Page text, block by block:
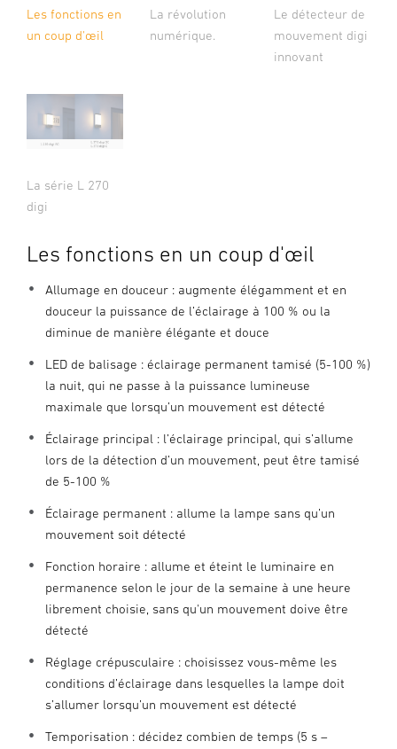
Les fonctions en
un coup d'œil
La révolution
numérique.
Le détecteur de
mouvement digi
innovant
La série L 270
digi
Les fonctions en un coup d'œil
Allumage en douceur : augmente élégamment et en
douceur la puissance de l’éclairage à 100 % ou la
diminue de manière élégante et douce
LED de balisage : éclairage permanent tamisé (5-100 %)
la nuit, qui ne passe à la puissance lumineuse
maximale que lorsqu’un mouvement est détecté
Éclairage principal : l’éclairage principal, qui s’allume
lors de la détection d’un mouvement, peut être tamisé
de 5-100 %
Éclairage permanent : allume la lampe sans qu’un
mouvement soit détecté
Fonction horaire : allume et éteint le luminaire en
permanence selon le jour de la semaine à une heure
librement choisie, sans qu'un mouvement doive être
détecté
Réglage crépusculaire : choisissez vous-même les
conditions d’éclairage dans lesquelles la lampe doit
s’allumer lorsqu’un mouvement est détecté
Temporisation : décidez combien de temps (5 s –